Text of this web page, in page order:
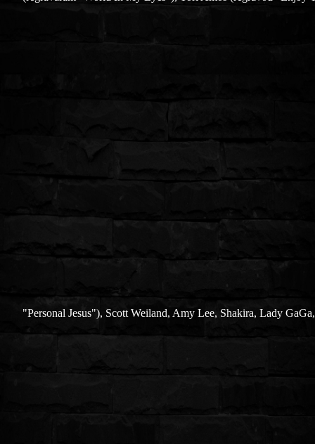
"Personal Jesus"), Scott Weiland, Amy Lee, Shakira, Lady